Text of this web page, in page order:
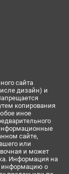
сайта
дизайн) и
копирования
иное
сайте,
или
и может
Информация на
информацию о